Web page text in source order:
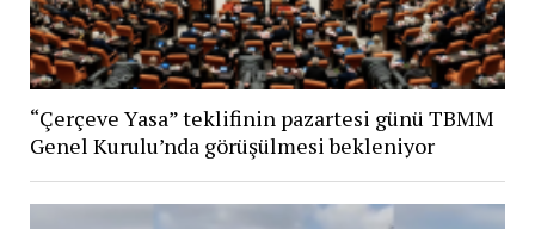
“Çerçeve Yasa” teklifinin pazartesi günü TBMM
Genel Kurulu’nda görüşülmesi bekleniyor